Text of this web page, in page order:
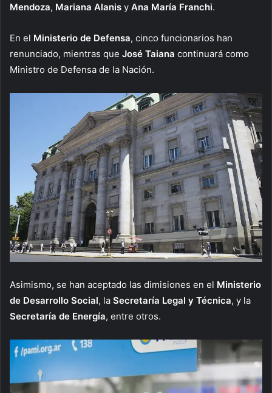
Mendoza, Mariana Alanis y Ana María Franchi.
En el Ministerio de Defensa, cinco funcionarios han
renunciado, mientras que José Taiana continuará como
Ministro de Defensa de la Nación.
Asimismo, se han aceptado las dimisiones en el Ministerio
de Desarrollo Social, la Secretaría Legal y Técnica, y la
Secretaría de Energía, entre otros.